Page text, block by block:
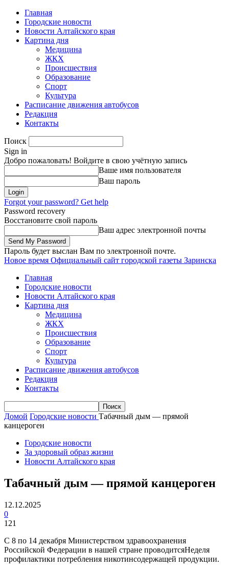
Главная
Городские новости
Новости Алтайского края
Картина дня
Медицина
ЖКХ
Происшествия
Образование
Спорт
Культура
Расписание движения автобусов
Редакция
Контакты
Поиск
Sign in
Добро пожаловать! Войдите в свою учётную запись
Ваше имя пользователя
Ваш пароль
Forgot your password? Get help
Password recovery
Восстановите свой пароль
Ваш адрес электронной почты
Пароль будет выслан Вам по электронной почте.
Новое время Официальный сайт городской газеты Заринска
Главная
Городские новости
Новости Алтайского края
Картина дня
Медицина
ЖКХ
Происшествия
Образование
Спорт
Культура
Расписание движения автобусов
Редакция
Контакты
Домой Городские новости Табачный дым — прямой
канцероген
Городские новости
За здоровый образ жизни
Новости Алтайского края
Табачный дым — прямой канцероген
12.12.2025
0
121
С 8 по 14 декабря Министерством здравоохранения
Российской Федерации в нашей стране проводитсяНеделя
профилактики потребления никотинсодержащей продукции.